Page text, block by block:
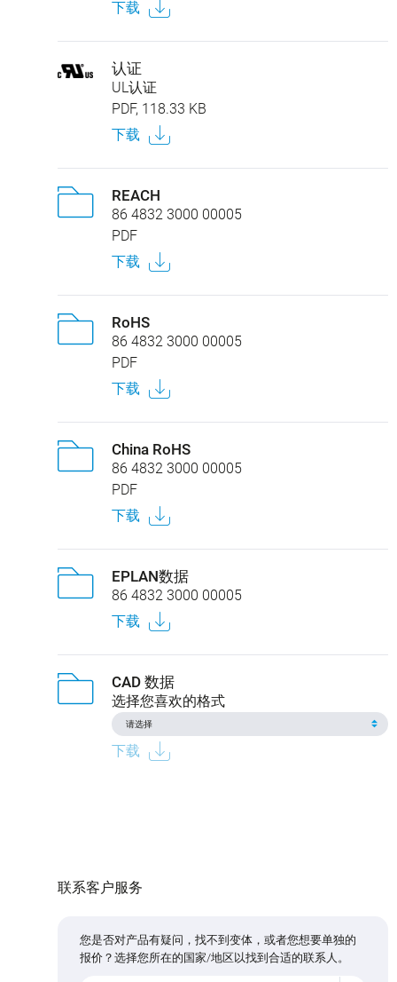
下载
认证
UL认证
PDF, 118.33 KB
下载
REACH
86 4832 3000 00005
PDF
下载
RoHS
86 4832 3000 00005
PDF
下载
China RoHS
86 4832 3000 00005
PDF
下载
EPLAN数据
86 4832 3000 00005
下载
CAD 数据
选择您喜欢的格式
下载
联系客户服务
您是否对产品有疑问，找不到变体，或者您想要单独的
报价？选择您所在的国家/地区以找到合适的联系人。